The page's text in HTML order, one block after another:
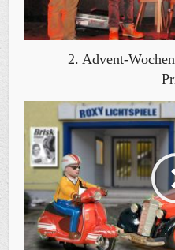
2. Advent-